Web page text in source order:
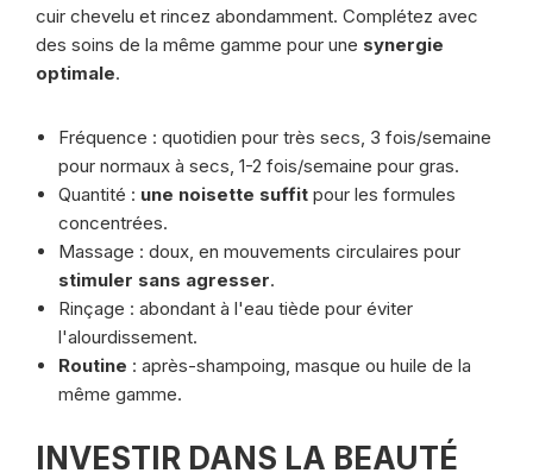
cuir chevelu et rincez abondamment. Complétez avec
des soins de la même gamme pour une synergie
optimale.
Fréquence : quotidien pour très secs, 3 fois/semaine
pour normaux à secs, 1-2 fois/semaine pour gras.
Quantité : une noisette suffit pour les formules
concentrées.
Massage : doux, en mouvements circulaires pour
stimuler sans agresser.
Rinçage : abondant à l'eau tiède pour éviter
l'alourdissement.
Routine : après-shampoing, masque ou huile de la
même gamme.
INVESTIR DANS LA BEAUTÉ